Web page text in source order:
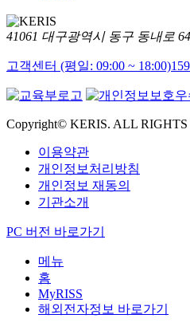
41061 대구광역시 동구 동내로
고객센터 (평일: 09:00 ~ 18:00)
Copyright© KERIS. ALL RIGHTS
이용약관
개인정보처리방침
개인정보 재동의
기관소개
PC 버전 바로가기
메뉴
홈
MyRISS
해외전자정보 바로가기